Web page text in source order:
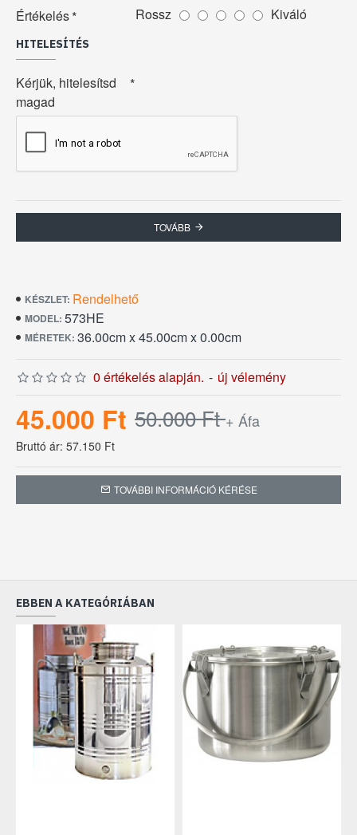
Értékelés
Rossz Kiváló
HITELESÍTÉS
Kérjük, hitelesítsd
magad
TOVÁBB
KÉSZLET: Rendelhető
MODEL: 573HE
MÉRETEK: 36.00cm x 45.00cm x 0.00cm
0 értékelés alapján. - új vélemény
45.000 Ft 50.000 Ft+ Áfa
Bruttó ár: 57.150 Ft
TOVÁBBI INFORMÁCIÓ KÉRÉSE
EBBEN A KATEGÓRIÁBAN